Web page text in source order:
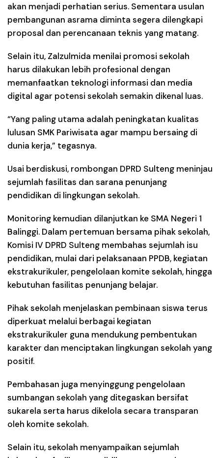
akan menjadi perhatian serius. Sementara usulan
pembangunan asrama diminta segera dilengkapi
proposal dan perencanaan teknis yang matang.
Selain itu, Zalzulmida menilai promosi sekolah
harus dilakukan lebih profesional dengan
memanfaatkan teknologi informasi dan media
digital agar potensi sekolah semakin dikenal luas.
“Yang paling utama adalah peningkatan kualitas
lulusan SMK Pariwisata agar mampu bersaing di
dunia kerja,” tegasnya.
Usai berdiskusi, rombongan DPRD Sulteng meninjau
sejumlah fasilitas dan sarana penunjang
pendidikan di lingkungan sekolah.
Monitoring kemudian dilanjutkan ke SMA Negeri 1
Balinggi. Dalam pertemuan bersama pihak sekolah,
Komisi IV DPRD Sulteng membahas sejumlah isu
pendidikan, mulai dari pelaksanaan PPDB, kegiatan
ekstrakurikuler, pengelolaan komite sekolah, hingga
kebutuhan fasilitas penunjang belajar.
Pihak sekolah menjelaskan pembinaan siswa terus
diperkuat melalui berbagai kegiatan
ekstrakurikuler guna mendukung pembentukan
karakter dan menciptakan lingkungan sekolah yang
positif.
Pembahasan juga menyinggung pengelolaan
sumbangan sekolah yang ditegaskan bersifat
sukarela serta harus dikelola secara transparan
oleh komite sekolah.
Selain itu, sekolah menyampaikan sejumlah